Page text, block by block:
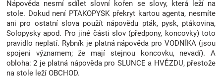
Nápověda nesmí sdílet slovní kořen se slovy, která leží na
stole. Dokud není PTAKOPYSK překryt kartou agenta, nesmíte
ani pro ostatní slova použít nápovědu pták, pysk, ptákovina,
Solopysky apod. Pro jiné části slov (předpony, koncovky) toto
pravidlo neplatí. Rybník je platná nápověda pro VODNÍKA (jsou
spojeni významem; že mají stejnou koncovku, nevadí). A
obloha: 2 je platná nápověda pro SLUNCE a HVĚZDU, přestože
na stole leží OBCHOD.